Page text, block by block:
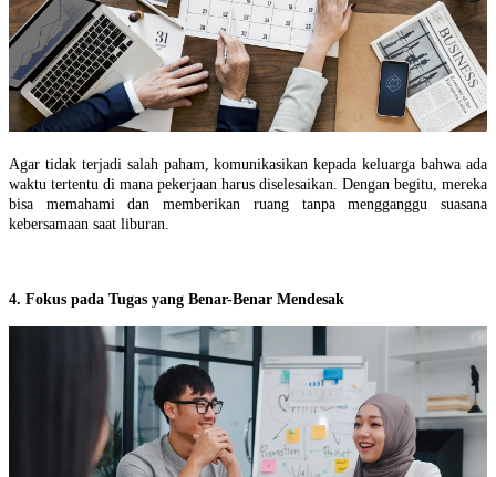
Agar tidak terjadi salah paham, komunikasikan kepada keluarga bahwa ada
waktu tertentu di mana pekerjaan harus diselesaikan. Dengan begitu, mereka
bisa memahami dan memberikan ruang tanpa mengganggu suasana
kebersamaan saat liburan.
4. Fokus pada Tugas yang Benar-Benar Mendesak